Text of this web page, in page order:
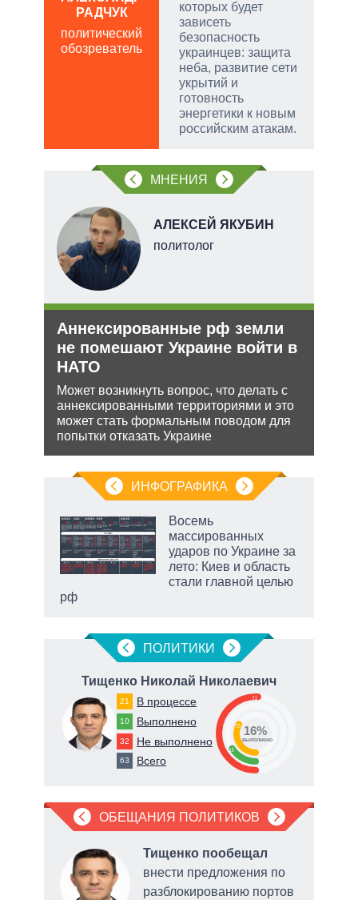
которых будет
зависеть
безопасность
украинцев: защита
неба, развитие сети
укрытий и
готовность
энергетики к новым
российским атакам.
РАДЧУК
политический
обозреватель
МНЕНИЯ
АЛЕКСЕЙ ЯКУБИН
политолог
Аннексированные рф земли
не помешают Украине войти в
НАТО
Может возникнуть вопрос, что делать с
аннексированными территориями и это
может стать формальным поводом для
попытки отказать Украине
ИНФОГРАФИКА
Восемь
массированных
ударов по Украине за
лето: Киев и область
стали главной целью
рф
ПОЛИТИКИ
Тищенко Николай Николаевич
21 В процессе
10 Выполнено
32 Не выполнено
63 Всего
51
16
33 16%
выполнено
ОБЕЩАНИЯ ПОЛИТИКОВ
Тищенко пообещал
внести предложения по
разблокированию портов